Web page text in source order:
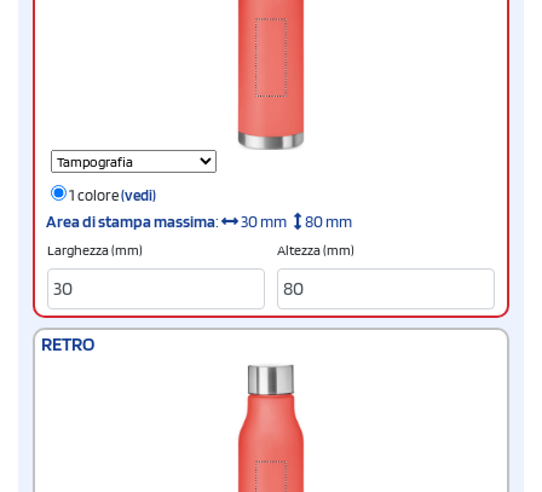
1 colore(vedi)
Area di stampa massima: 30 mm 80 mm
Larghezza (mm) Altezza (mm)
RETRO